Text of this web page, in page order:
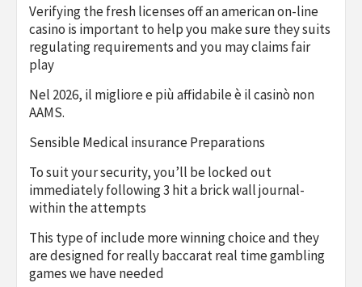
Verifying the fresh licenses off an american on-line
casino is important to help you make sure they suits
regulating requirements and you may claims fair
play
Nel 2026, il migliore e più affidabile è il casinò non
AAMS.
Sensible Medical insurance Preparations
To suit your security, you’ll be locked out
immediately following 3 hit a brick wall journal-
within the attempts
This type of include more winning choice and they
are designed for really baccarat real time gambling
games we have needed